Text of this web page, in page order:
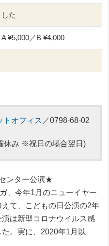
た
A ¥5,000／B ¥4,000
トオフィス ／0798-68-02
休み ※祝日の場合翌日)
ンター公演★
、今年1月のニューイヤー
て、こどもの日公演の2年
は新型コロナウイルス感
。実に、2020年1月以